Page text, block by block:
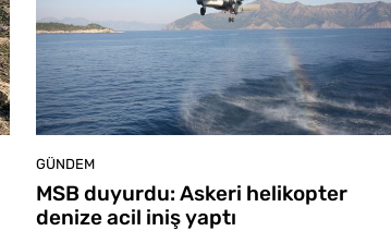
GÜNDEM
MSB duyurdu: Askeri helikopter
denize acil iniş yaptı